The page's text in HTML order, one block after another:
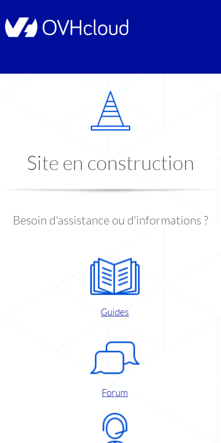
Site en construction
Besoin d'assistance ou d'informations ?
Guides
Forum